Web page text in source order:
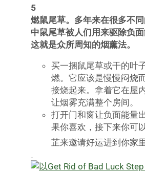
5
燃鼠尾草。多年来在很多不
中鼠尾草被人们用来驱除负面
这就是众所周知的烟薰法。
买一捆鼠尾草或干的叶
燃。它应该是慢慢闷烧
接烧起来。拿着它在屋
让烟雾充满整个房间。
打开门和窗让负面能量
果你喜欢，接下来你可
芷来邀请好运进到你家里